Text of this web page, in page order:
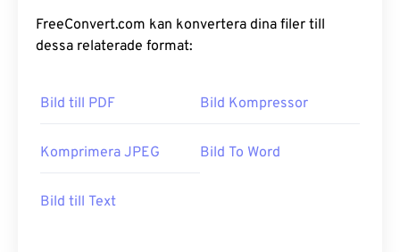
FreeConvert.com kan konvertera dina filer till
dessa relaterade format:
Bild till PDF Bild Kompressor
Komprimera JPEG Bild To Word
Bild till Text